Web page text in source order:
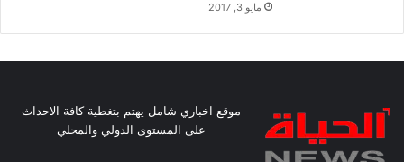
مايو 3, 2017
موقع اخباري شامل يهتم بتغطية كافة الاحداث
على المستوى الدولي والمحلي